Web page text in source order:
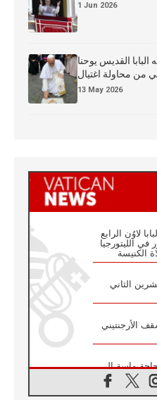
1 Jun 2026
البابا القديس يوحنا
من محاولة اغتيال
13 May 2026
لاوُن الرابع
الليتورجيا
الكنيسة
الثاني
الأرجنتيني
ماسة إلى